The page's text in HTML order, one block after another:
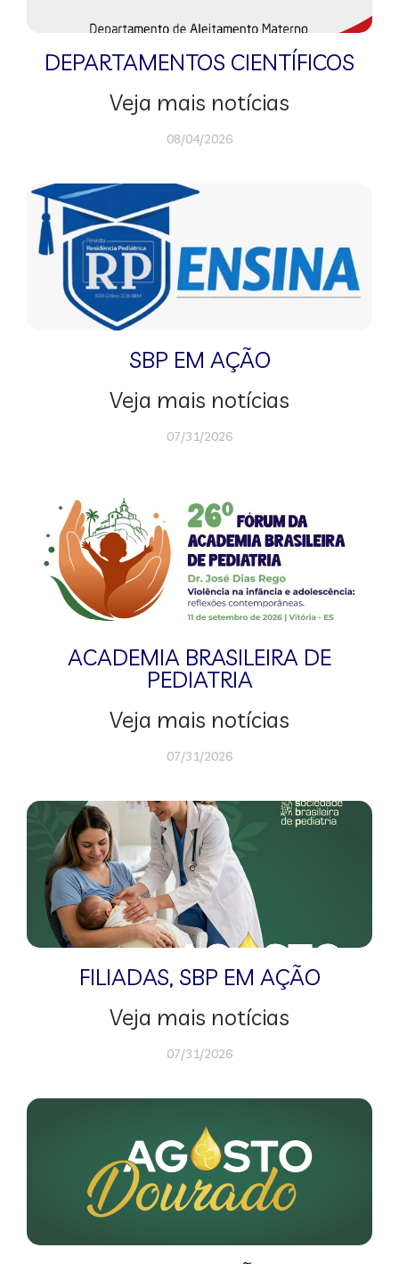
DEPARTAMENTOS CIENTÍFICOS
Veja mais notícias
08/04/2026
SBP EM AÇÃO
Veja mais notícias
07/31/2026
ACADEMIA BRASILEIRA DE
PEDIATRIA
Veja mais notícias
07/31/2026
FILIADAS, SBP EM AÇÃO
Veja mais notícias
07/31/2026